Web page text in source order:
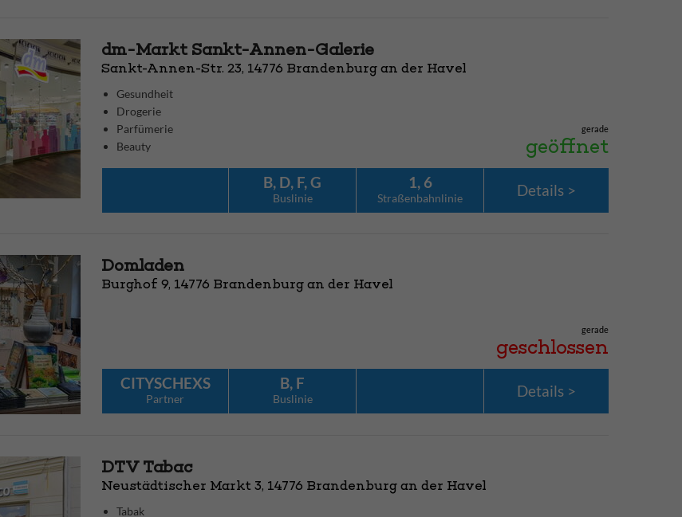
dm-Markt Sankt-Annen-Galerie
Sankt-Annen-Str. 23, 14776 Brandenburg an der Havel
Gesundheit
Drogerie
Parfümerie
Beauty
gerade
geöffnet
B, D, F, G
Bus­linie
1, 6
Straßenbahn­linie Details
Domladen
Burghof 9, 14776 Brandenburg an der Havel
gerade
geschlossen
CITYSCHEXS
Partner
B, F
Bus­linie Details
DTV Tabac
Neustädtischer Markt 3, 14776 Brandenburg an der Havel
Tabak